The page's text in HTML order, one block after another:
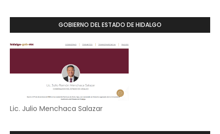
GOBIERNO DEL ESTADO DE HIDALGO
Lic. Julio Menchaca Salazar